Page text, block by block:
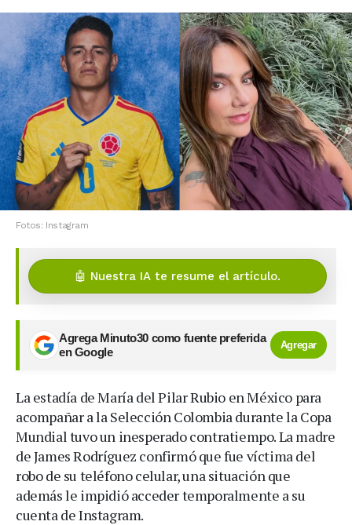
Fotos: Instagram
🤖 Nuestra IA te resume el artículo.
Agrega Minuto30 como fuente preferida
en Google
Agregar
La estadía de María del Pilar Rubio en México para
acompañar a la Selección Colombia durante la Copa
Mundial tuvo un inesperado contratiempo. La madre
de James Rodríguez confirmó que fue víctima del
robo de su teléfono celular, una situación que
además le impidió acceder temporalmente a su
cuenta de Instagram.